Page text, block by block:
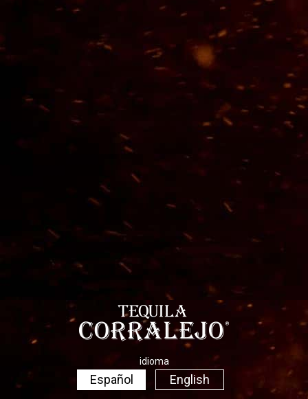
Tequila Corralejo 1753
Blanco ARA
Primer Tequila en el Estado de Guanajuato en contar con la
certificación A.R.A. (Agave Responsable Ambiental).
idioma
Español English